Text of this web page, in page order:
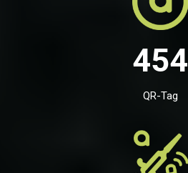
454
QR-Tag